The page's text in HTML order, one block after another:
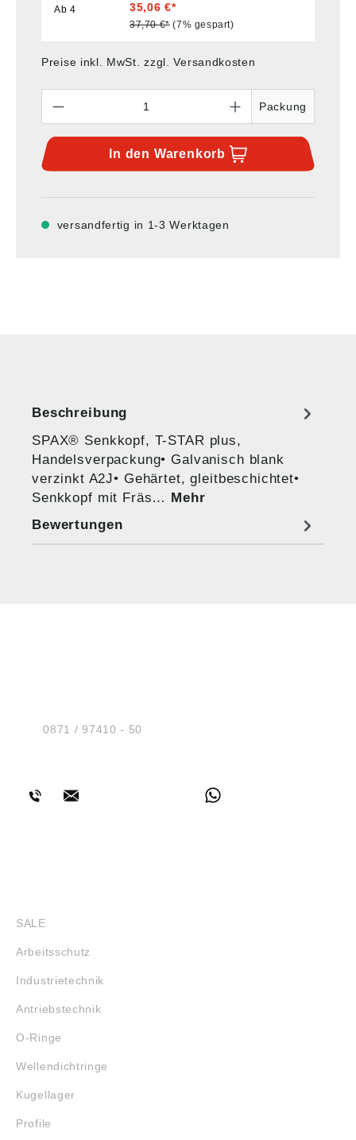
Ab 4 35,06 €*
37,70 €* (7% gespart)
Preise inkl. MwSt. zzgl. Versandkosten
Packung
In den Warenkorb
versandfertig in 1-3 Werktagen
Beschreibung
SPAX® Senkkopf, T-STAR plus,
Handelsverpackung• Galvanisch blank
verzinkt A2J• Gehärtet, gleitbeschichtet•
Senkkopf mit Fräs… Mehr
Bewertungen
Tel.:0871 / 97410 - 50
SALE
Arbeitsschutz
Industrietechnik
Antriebstechnik
O-Ringe
Wellendichtringe
Kugellager
Profile